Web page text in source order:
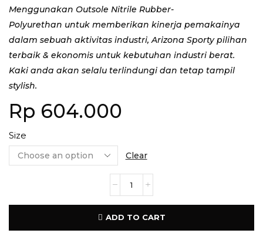
Menggunakan Outsole Nitrile Rubber-
Polyurethan untuk memberikan kinerja pemakainya
dalam sebuah aktivitas industri, Arizona Sporty pilihan
terbaik & ekonomis untuk kebutuhan industri berat.
Kaki anda akan selalu terlindungi dan tetap tampil
stylish.
Rp 604.000
Size
Clear
ADD TO CART